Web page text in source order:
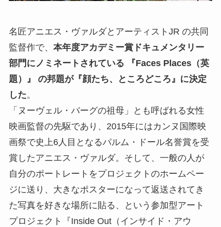
名匠アニエス・ヴァルダとアーティストJR の共同
監督作で、 本年度アカデミー賞ドキュメンタリー
部門にノミネートされている 『Faces Places（英
題）』 の邦題が『顔たち、ところどころ』に決定
した。
「ヌーヴェル・バーグの祖母」とも呼ばれる女性
映画監督の先駆であり、2015年にはカンヌ国際映
画祭で史上6人目となるパルム・ドール名誉賞を受
賞したアニエス・ヴァルダ。そして、一般の人が
自分のポートレートをプロジェクトのホームペー
ジに送り、大きなポスターになって返送されてき
た写真を好きな場所に貼る、という参加型アート
プロジェクト『Inside Out（インサイド・アウ